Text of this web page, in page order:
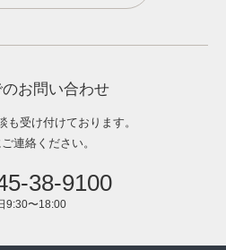
お問い合わせ
も受け付けております。
連絡ください。
38-9100
9:30〜18:00